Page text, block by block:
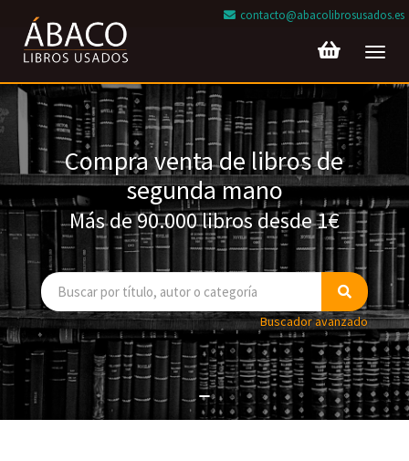
contacto@abacolibrosusados.es
Compra venta de libros de
segunda mano
Más de 90.000 libros desde 1€
Buscador avanzado